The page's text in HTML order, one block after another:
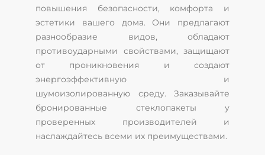
повышения безопасности, комфорта и
эстетики вашего дома. Они предлагают
разнообразие видов, обладают
противоударными свойствами, защищают
от проникновения и создают
энергоэффективную и
шумоизолированную среду. Заказывайте
бронированные стеклопакеты у
проверенных производителей и
наслаждайтесь всеми их преимуществами.